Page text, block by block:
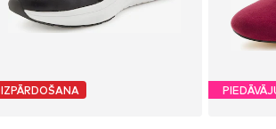
IZPĀRDOŠANA